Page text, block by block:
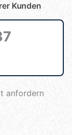
Kunden
anfordern